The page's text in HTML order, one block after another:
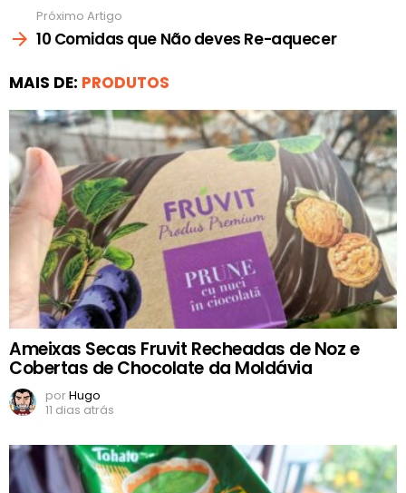
Próximo Artigo
10 Comidas que Não deves Re-aquecer
MAIS DE: PRODUTOS
Ameixas Secas Fruvit Recheadas de Noz e
Cobertas de Chocolate da Moldávia
porHugo
11 dias atrás